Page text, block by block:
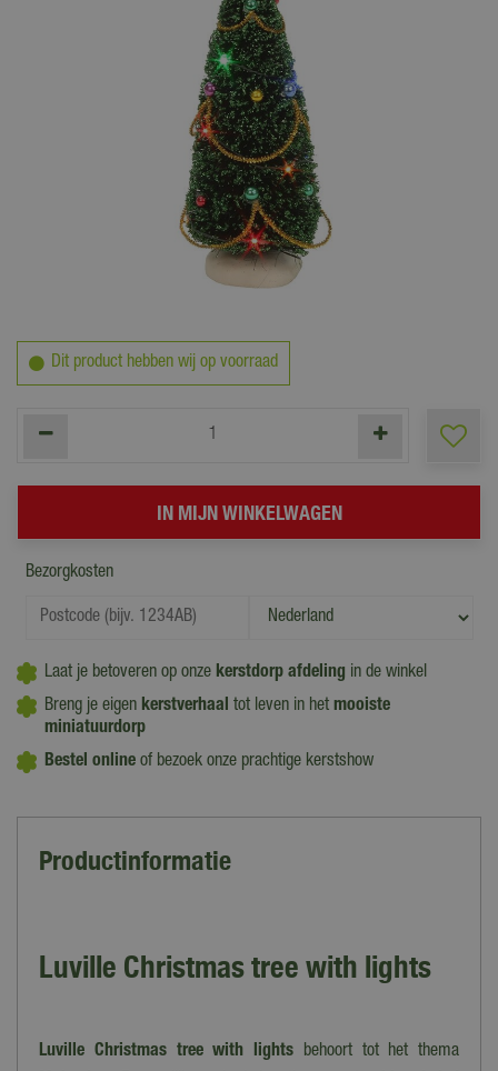
Dit product hebben wij op voorraad
Bezorgkosten
Laat je betoveren op onze kerstdorp afdeling in de winkel
Breng je eigen kerstverhaal tot leven in het mooiste
miniatuurdorp
Bestel online of bezoek onze prachtige kerstshow
Productinformatie
Luville Christmas tree with lights
Luville Christmas tree with lights behoort tot het thema